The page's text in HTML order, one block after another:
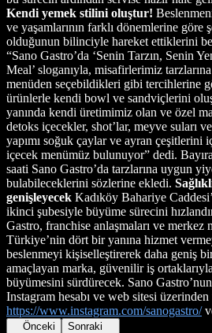
Kendi yemek stilini oluştur!
ve yaşamlarının farklı dönemlerine
olduğunun bilinciyle hareket ettiklerini
“Sano Gastro’da ‘Senin Tarzın, Senin
Meal’ sloganıyla, misafirlerimiz
menüden seçebildikleri gibi tercihlerine
ürünlerle kendi bowl ve sandviçlerini
yanında kendi üretimimiz olan ve özel
detoks içecekler, shot’lar, meyve suları
yapımı soğuk çaylar ve ayran çeşitlerini
içecek menümüz bulunuyor” dedi.
saati Sano Gastro’da tarzlarına uygun
bulabileceklerini sözlerine ekledi.
genişleyecek Kadıköy Bahariye
ikinci şubesiyle büyüme sürecini
Gastro, franchise anlaşmaları ve merkez
Türkiye’nin dört bir yanına hizmet
beslenmeyi kişiselleştirerek daha geniş
amaçlayan marka, güvenilir iş
büyümesini sürdürecek. Sano
Instagram hesabı ve web sitesi
https://www.instagram.com/sanogastro/
Önceki Sonraki